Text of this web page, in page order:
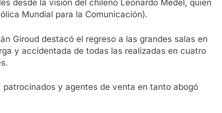
desde la visión del chileno Leonardo Medel, quien
Mundial para la Comunicación).
Giroud destacó el regreso a las grandes salas en
y accidentada de todas las realizadas en cuatro
y agentes de venta en tanto abogó